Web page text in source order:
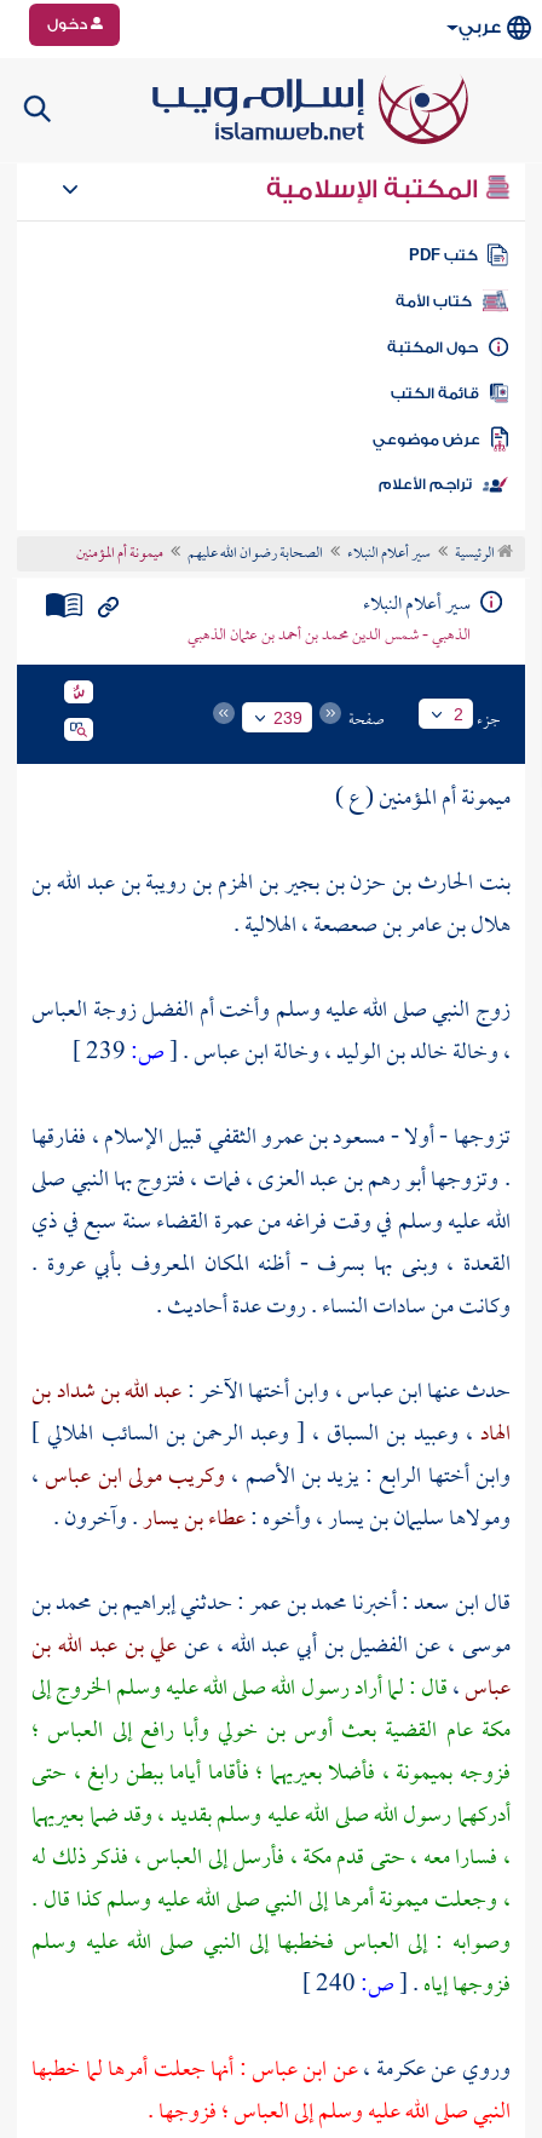
عربي دخول
المكتبة الإسلامية
كتب PDF
كتاب الأمة
المكتبة
الكتب
موضوعي
تراجم الأعلام
الرئيسية سير أعلام النبلاء الصحابة رضوان الله عليهم ميمونة أم المؤمنين
سير أعلام النبلاء
الذهبي - شمس الدين محمد بن أحمد بن عثمان الذهبي
جزء 2 صفحة 239
ميمونة أم المؤمنين ( ع )
بنت الحارث بن حزن بن بجير بن الهزم بن رويبة بن عبد الله بن
هلال بن عامر بن صعصعة ، الهلالية .
زوج النبي صلى الله عليه وسلم وأختأم الفضلزوجةالعباس
، وخالةخالد بن الوليد ،وخالةابن عباس.
[ص:
تزوجها - أولا -مسعود بن عمرو الثقفيقبيل الإسلام ، ففارقها
. وتزوجهاأبو رهم بن عبد العزى، فمات ، فتزوج بها النبي صلى
الله عليه وسلم في وقت فراغه من عمرة القضاء سنة سبع في ذي
القعدة ، وبنى بها بسرف- أظنه المكان المعروف بأبي عروة .
وكانت من سادات النساء . روت عدة أحاديث .
حدث عنهاابن عباس، وابن أختها الآخر :عبد الله بن شداد بن
الهاد، وعبيد بن السباق ، [وعبد الرحمن بن السائب الهلالي]
وابن أختها الرابع : يزيد بن الأصم ،وكريب مولى ابن عباس،
ومولاهاسليمان بن يسار، وأخوه :عطاء بن يسار. وآخرون .
قالابن سعد: أخبرنامحمد بن عمر: حدثنيإبراهيم بن محمد بن
موسى، عنالفضيل بن أبي عبد الله، عنعلي بن عبد الله بن
عباس،قال : لما أراد رسول الله صلى الله عليه وسلم الخروج إلى
مكةعام القضية بعث أوس بن خولي وأبا رافع إلى العباس ؛
فزوجهبميمونة، فأضلا بعيريهما ؛ فأقاما أياماببطن رابغ، حتى
أدركهما رسول الله صلى الله عليه وسلم بقديد ، وقد ضما بعيريهما
، فسارا معه ، حتى قدممكة، فأرسل إلىالعباس، فذكر ذلك له
، وجعلتميمونةأمرها إلى النبي صلى الله عليه وسلم كذا قال .
وصوابه : إلى العباس فخطبها إلى النبي صلى الله عليه وسلم
فزوجها إياه.
[ص:
عكرمة،عنابن عباس: أنها جعلت أمرها لما خطبها
النبي صلى الله عليه وسلم إلىالعباس؛ فزوجها .